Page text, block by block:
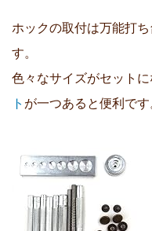
ホックの取付は万能打
す。
色々なサイズがセットに
ト が一つあると便利です